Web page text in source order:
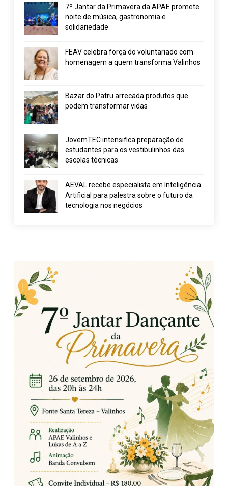
7º Jantar da Primavera da APAE promete
noite de música, gastronomia e
solidariedade
FEAV celebra força do voluntariado com
homenagem a quem transforma Valinhos
Bazar do Patru arrecada produtos que
podem transformar vidas
JovemTEC intensifica preparação de
estudantes para os vestibulinhos das
escolas técnicas
AEVAL recebe especialista em Inteligência
Artificial para palestra sobre o futuro da
tecnologia nos negócios